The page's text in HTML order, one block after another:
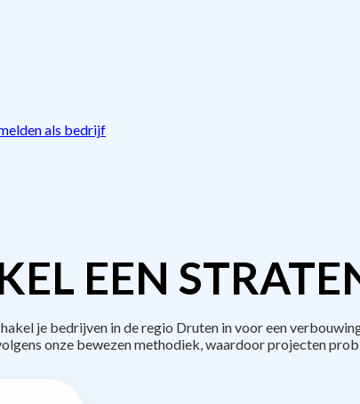
als bedrijf
EEN
je bedrijven in de regio Druten in voor een
onze bewezen methodiek, waardoor projecten